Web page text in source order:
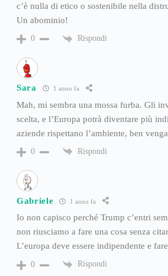
c’è nulla di etico o sostenibile nella
Un abominio!
0 Rispondi
Sara 1 anno fa
Mah, mi sembra una mossa furba. Gli
scelta, e l’Europa potrà diventare più
aziende rispettano l’ambiente, ben
0 Rispondi
Gabriele 1 anno fa
Io non capisco perché Trump c’entri
non riusciamo a fare una cosa senza
L’europa deve essere indipendente e
0 Rispondi